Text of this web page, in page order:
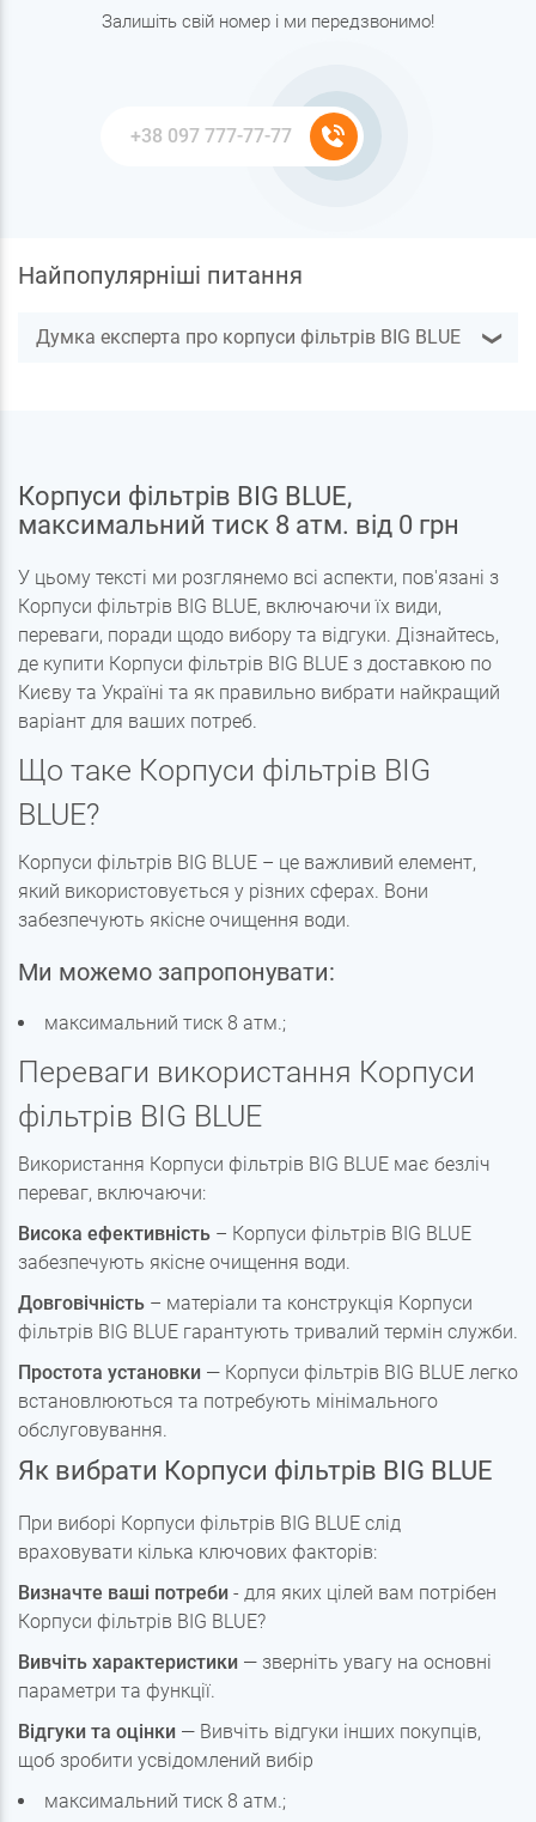
Залишіть свій номер і ми передзвонимо!
Найпопулярніші питання
Думка експерта про корпуси фільтрів BIG BLUE ❯
Корпуси фільтрів BIG BLUE,
максимальний тиск 8 атм. від 0 грн
У цьому тексті ми розглянемо всі аспекти, пов'язані з
Корпуси фільтрів BIG BLUE, включаючи їх види,
переваги, поради щодо вибору та відгуки. Дізнайтесь,
де купити Корпуси фільтрів BIG BLUE з доставкою по
Києву та Україні та як правильно вибрати найкращий
варіант для ваших потреб.
Що таке Корпуси фільтрів BIG
BLUE?
Корпуси фільтрів BIG BLUE – це важливий елемент,
який використовується у різних сферах. Вони
забезпечують якісне очищення води.
Ми можемо запропонувати:
максимальний тиск 8 атм.;
Переваги використання Корпуси
фільтрів BIG BLUE
Використання Корпуси фільтрів BIG BLUE має безліч
переваг, включаючи:
Висока ефективність – Корпуси фільтрів BIG BLUE
забезпечують якісне очищення води.
Довговічність – матеріали та конструкція Корпуси
фільтрів BIG BLUE гарантують тривалий термін служби.
Простота установки — Корпуси фільтрів BIG BLUE легко
встановлюються та потребують мінімального
обслуговування.
Як вибрати Корпуси фільтрів BIG BLUE
При виборі Корпуси фільтрів BIG BLUE слід
враховувати кілька ключових факторів:
Визначте ваші потреби - для яких цілей вам потрібен
Корпуси фільтрів BIG BLUE?
Вивчіть характеристики — зверніть увагу на основні
параметри та функції.
Відгуки та оцінки — Вивчіть відгуки інших покупців,
щоб зробити усвідомлений вибір
максимальний тиск 8 атм.;